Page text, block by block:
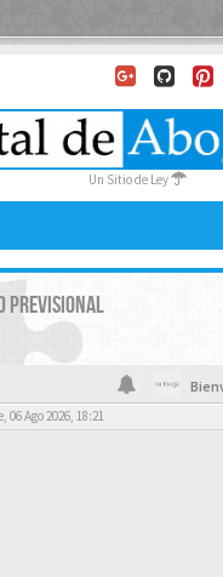
Un Sitio de Ley
PREVISIONAL
Ago 2026, 18:21